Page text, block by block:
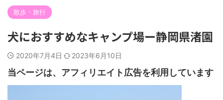
散歩・旅行
犬におすすめなキャンプ場ー静岡県渚園
2020年7月4日 2023年6月10日
当ページは、アフィリエイト広告を利用しています